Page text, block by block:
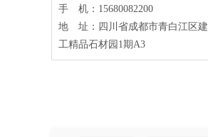
手 机：15680082200
地 址：四川省成都市青白江区建
工精品石材园1期A3